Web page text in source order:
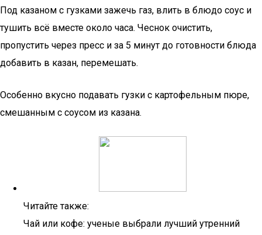
Под казаном с гузками зажечь газ, влить в блюдо соус и
тушить всё вместе около часа. Чеснок очистить,
пропустить через пресс и за 5 минут до готовности блюда
добавить в казан, перемешать.
Особенно вкусно подавать гузки с картофельным пюре,
смешанным с соусом из казана.
Читайте также:
Чай или кофе: ученые выбрали лучший утренний